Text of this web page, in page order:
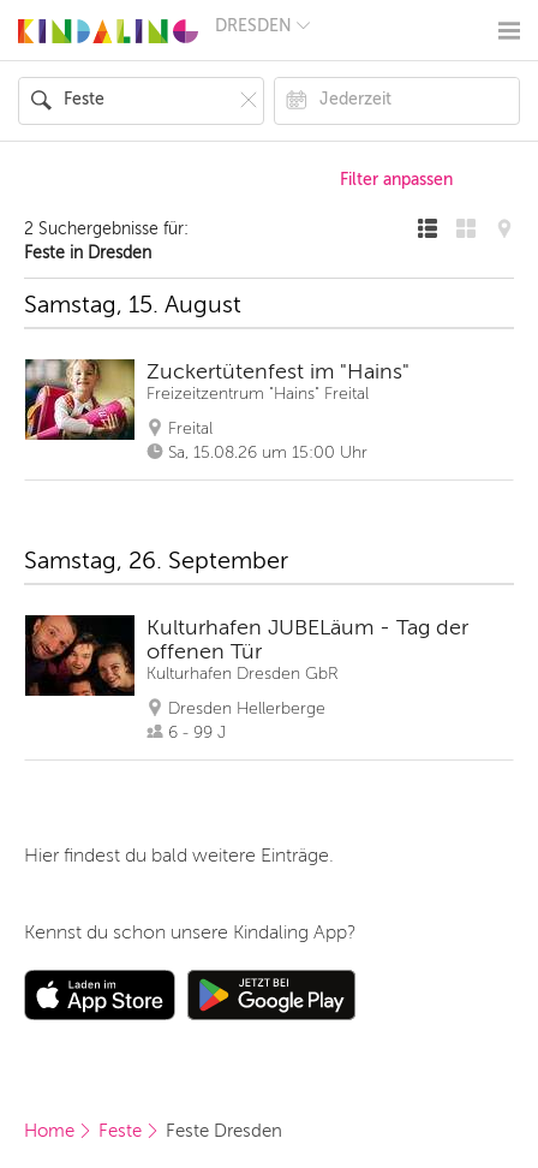
DRESDEN
BERLIN
MÜNCHEN
HAMBURG
KÖLN
DRESDEN
NÜRNBERG
WIEN
ANDERE
REGIONEN
2 Suchergebnisse für:
Feste in Dresden
Samstag, 15. August
Zuckertütenfest im "Hains"
Freizeitzentrum "Hains" Freital
Freital
Sa, 15.08.26 um 15:00 Uhr
Samstag, 26. September
Kulturhafen JUBELäum - Tag der
offenen Tür
Kulturhafen Dresden GbR
Dresden Hellerberge
6 - 99 J
Hier findest du bald weitere Einträge.
Kennst du schon unsere Kindaling App?
Home Feste Feste Dresden